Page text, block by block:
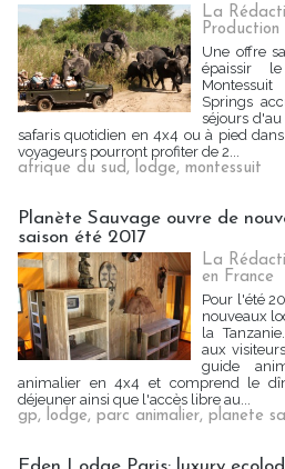
La
Production
Une offre
épaissir
Springs
séjours
safaris quotidien en 4x4 ou à pied
voyageurs pourront profiter de 2...
afrique du sud, lodge, montessuit
Planète Sauvage ouvre de
saison été 2017
La
en France
Pour l'été
nouveaux
la
aux
guide
animalier en 4x4 et comprend le
déjeuner ainsi que l'accès libre au...
gp, lodge, parc animalier, planete